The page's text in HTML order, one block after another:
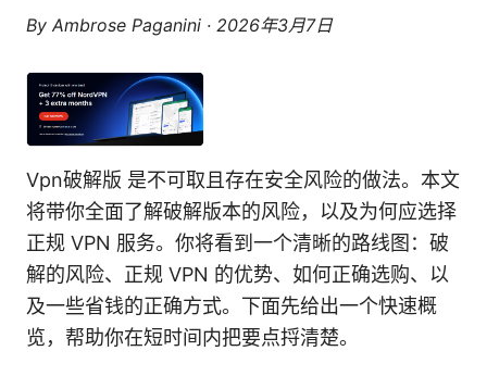
By Ambrose Paganini · 2026年3月7日
Vpn破解版 是不可取且存在安全风险的做法。本文
将带你全面了解破解版本的风险，以及为何应选择
正规 VPN 服务。你将看到一个清晰的路线图：破
解的风险、正规 VPN 的优势、如何正确选购、以
及一些省钱的正确方式。下面先给出一个快速概
览，帮助你在短时间内把要点捋清楚。